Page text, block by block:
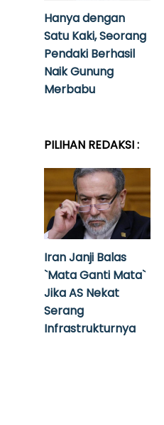
Hanya dengan
Satu Kaki, Seorang
Pendaki Berhasil
Naik Gunung
Merbabu
PILIHAN REDAKSI :
Iran Janji Balas
`Mata Ganti Mata`
Jika AS Nekat
Serang
Infrastrukturnya